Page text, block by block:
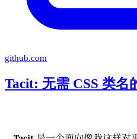
github.com
Tacit: 无需 CSS 类名